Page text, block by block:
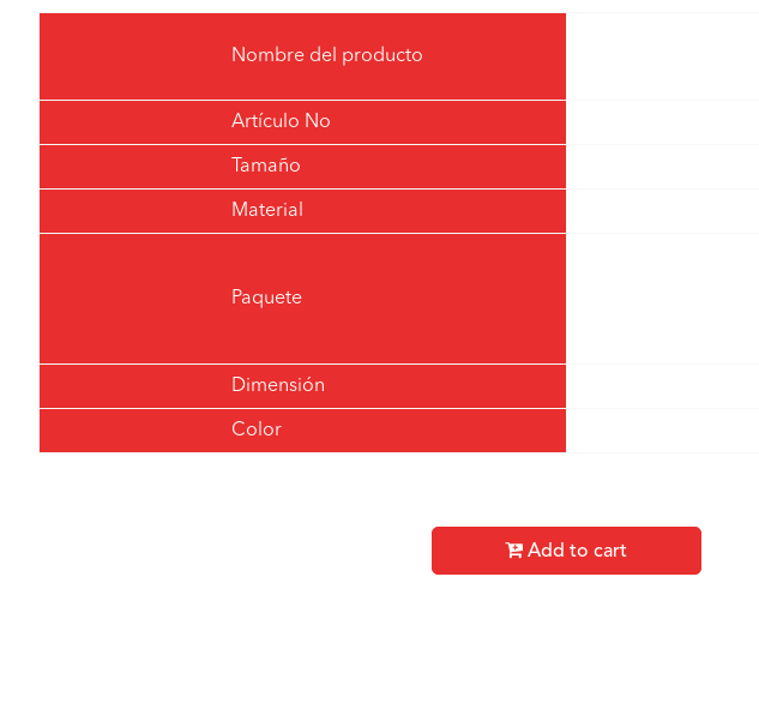
Nombre del producto
Artículo No
Tamaño
Material
Paquete
Dimensión
Color
Add to cart